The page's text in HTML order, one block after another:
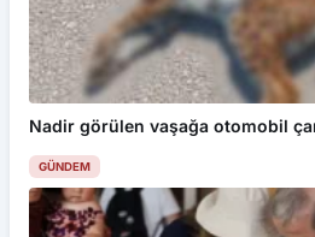
Nadir görülen vaşağa otomobil
GÜNDEM